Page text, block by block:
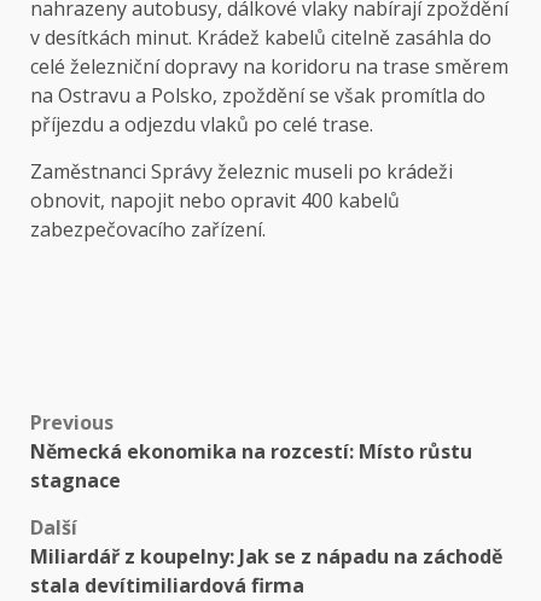
nahrazeny autobusy, dálkové vlaky nabírají zpoždění
v desítkách minut. Krádež kabelů citelně zasáhla do
celé železniční dopravy na koridoru na trase směrem
na Ostravu a Polsko, zpoždění se však promítla do
příjezdu a odjezdu vlaků po celé trase.
Zaměstnanci Správy železnic museli po krádeži
obnovit, napojit nebo opravit 400 kabelů
zabezpečovacího zařízení.
Post
navigation
Previous
Německá ekonomika na rozcestí: Místo růstu
stagnace
Další
Miliardář z koupelny: Jak se z nápadu na záchodě
stala devítimiliardová firma